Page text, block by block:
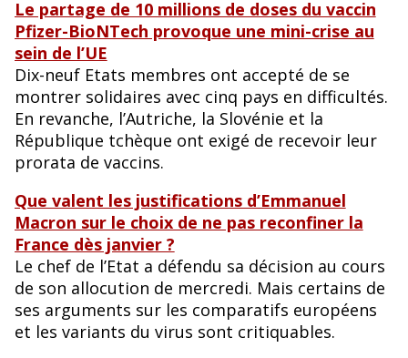
Le partage de 10 millions de doses du vaccin
Pfizer-BioNTech provoque une mini-crise au
sein de l’UE
Dix-neuf Etats membres ont accepté de se
montrer solidaires avec cinq pays en difficultés.
En revanche, l’Autriche, la Slovénie et la
République tchèque ont exigé de recevoir leur
prorata de vaccins.
Que valent les justifications d’Emmanuel
Macron sur le choix de ne pas reconfiner la
France dès janvier ?
Le chef de l’Etat a défendu sa décision au cours
de son allocution de mercredi. Mais certains de
ses arguments sur les comparatifs européens
et les variants du virus sont critiquables.